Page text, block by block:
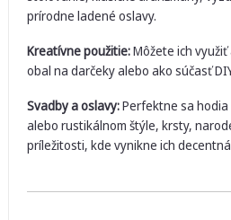
prírodne ladené oslavy.
Kreatívne použitie:Môžete ich
obal na darčeky alebo ako súčasť
Svadby a oslavy:Perfektne sa hodia
alebo rustikálnom štýle, krsty,
príležitosti, kde vynikne ich